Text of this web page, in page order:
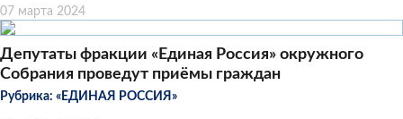
07 марта 2024
Депутаты фракции «Единая Россия» окружного
Собрания проведут приёмы граждан
Рубрика: «ЕДИНАЯ РОССИЯ»